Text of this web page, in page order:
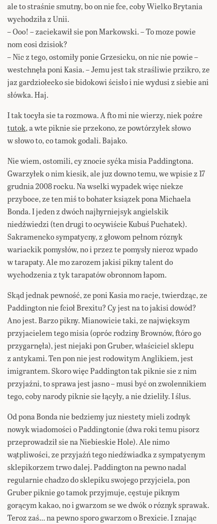
ale to straśnie smutny, bo on nie fce, coby Wielko Brytania
wychodziła z Unii.
– Ooo! – zaciekawił sie pon Markowski. – To moze powie
nom cosi dzisiok?
– Nic z tego, ostomiły ponie Grzesicku, on nic nie powie –
westchnęła poni Kasia. – Jemu jest tak straśliwie przikro, ze
jaz gardziołecko sie bidokowi ścisło i nie wydusi z siebie ani
słówka. Haj.
I tak tocyła sie ta rozmowa. A fto mi nie wierzy, niek poźre
tutok, a wte piknie sie przekono, ze powtórzyłek słowo
w słowo to, co tamok godali. Bajako.
Nie wiem, ostomili, cy znocie syćka misia Paddingtona.
Gwarzyłek o nim kiesik, ale juz downo temu, we wpisie z 17
grudnia 2008 rocku. Na wselki wypadek więc niekze
przyboce, ze ten miś to bohater ksiązek pona Michaela
Bonda. I jeden z dwóch najhyrniejsyk angielskik
niedźwiedzi (ten drugi to ocywiście Kubuś Puchatek).
Sakramencko sympatycny, z głowom pełnom róznyk
wariackik pomysłów, no i przez te pomysły nieroz wpado
w tarapaty. Ale mo zarozem jakisi pikny talent do
wychodzenia z tyk tarapatów obronnom łapom.
Skąd jednak pewność, ze poni Kasia mo racje, twierdząc, ze
Paddington nie fcioł Brexitu? Cy jest na to jakisi dowód?
Ano jest. Barzo pikny. Mianowicie taki, ze najwięksym
przyjacielem tego misia (opróc rodziny Brownów, ftóro go
przygarnęła), jest niejaki pon Gruber, właściciel sklepu
z antykami. Ten pon nie jest rodowitym Anglikiem, jest
imigrantem. Skoro więc Paddington tak piknie sie z nim
przyjaźni, to sprawa jest jasno – musi być on zwolennikiem
tego, coby narody piknie sie łącyły, a nie dzieliły. I ślus.
Od pona Bonda nie bedziemy juz niestety mieli zodnyk
nowyk wiadomości o Paddingtonie (dwa roki temu pisorz
przeprowadził sie na Niebieskie Hole). Ale nimo
wątpliwości, ze przyjaźń tego niedźwiadka z sympatycnym
sklepikorzem trwo dalej. Paddington na pewno nadal
regularnie chadzo do sklepiku swojego przyjciela, pon
Gruber piknie go tamok przyjmuje, cęstuje piknym
gorącym kakao, no i gwarzom se we dwók o róznyk sprawak.
Teroz zaś… na pewno sporo gwarzom o Brexicie. I znając